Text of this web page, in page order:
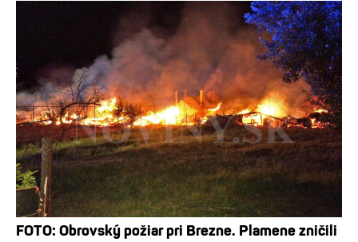
FOTO: Obrovský požiar pri Brezne. Plamene zničili